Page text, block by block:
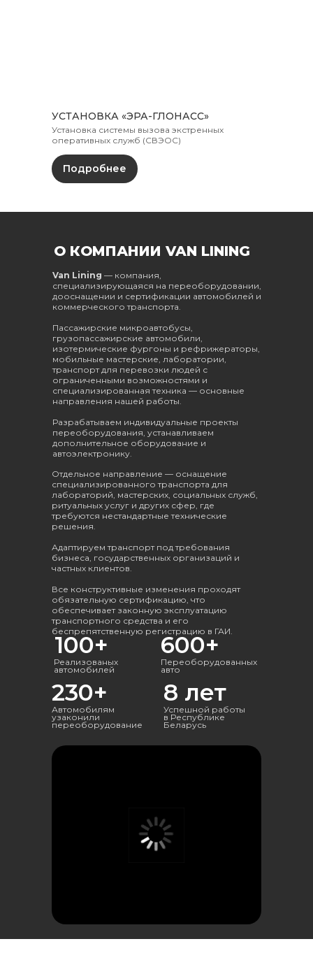
Установка системы вызова экстренных
оперативных служб (СВЭОС)
УСТАНОВКА «ЭРА-ГЛОНАСС»
Подробнее
Отдельное направление — оснащение
специализированного транспорта для
лабораторий, мастерских, социальных служб,
ритуальных услуг и других сфер, где
требуются нестандартные технические
решения.
Адаптируем транспорт под требования
бизнеса, государственных организаций и
частных клиентов.
Все конструктивные изменения проходят
обязательную сертификацию, что
обеспечивает законную эксплуатацию
транспортного средства и его
беспрепятственную регистрацию в ГАИ.
Van Lining — компания,
специализирующаяся на переоборудовании,
дооснащении и сертификации автомобилей и
коммерческого транспорта.
Пассажирские микроавтобусы,
грузопассажирские автомобили,
изотермические фургоны и рефрижераторы,
мобильные мастерские, лаборатории,
транспорт для перевозки людей с
ограниченными возможностями и
специализированная техника — основные
направления нашей работы.
Разрабатываем индивидуальные проекты
переоборудования, устанавливаем
дополнительное оборудование и
автоэлектронику.
О КОМПАНИИ VAN LINING
Переоборудованных
авто
Реализованых
автомобилей
600+
100+
Успешной работы
в Республике
Беларусь
Автомобилям
узаконили
переоборудование
8 лет
230+
Грузовые фургоны
Грузопассажирские авто
Специальные авто
Авто с рефрежиратором
Доп. оборудование
specautoconstr@gmail.com
г. Минск, ул. Свердлова 23
ООО "СпецАвтоКонструкции"
ПЕРЕОБОРУДОВАНИЕ
Автобус в легковой авто
Грузовой фургон в автобус
Фургон в рефрежиратор
Фургон в грузопассажирский авто
Авто для инвалидов-колясочников
Спецтранспорт
Рекламная оклейка
Антигравийная оклейка
Поготовка документов
КОМПАНИЯ
Продажа авто
Переоборудование